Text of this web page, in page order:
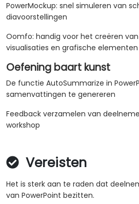
PowerMockup: snel simuleren van
diavoorstellingen
Oomfo: handig voor het creëren
visualisaties en grafische elementen
Oefening baart kunst
De functie AutoSummarize in
samenvattingen te genereren
Feedback verzamelen van
workshop
Vereisten
Het is sterk aan te raden dat
van PowerPoint bezitten.